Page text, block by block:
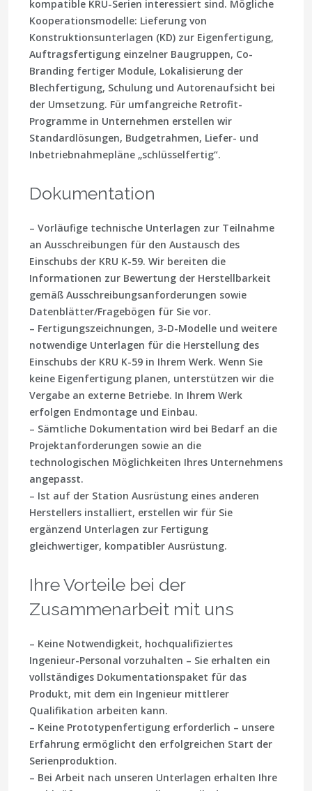
kompatible KRU-Serien interessiert sind. Mögliche
Kooperationsmodelle: Lieferung von
Konstruktionsunterlagen (KD) zur Eigenfertigung,
Auftragsfertigung einzelner Baugruppen, Co-
Branding fertiger Module, Lokalisierung der
Blechfertigung, Schulung und Autorenaufsicht bei
der Umsetzung. Für umfangreiche Retrofit-
Programme in Unternehmen erstellen wir
Standardlösungen, Budgetrahmen, Liefer- und
Inbetriebnahmepläne „schlüsselfertig“.
Dokumentation
– Vorläufige technische Unterlagen zur Teilnahme
an Ausschreibungen für den Austausch des
Einschubs der KRU K-59. Wir bereiten die
Informationen zur Bewertung der Herstellbarkeit
gemäß Ausschreibungsanforderungen sowie
Datenblätter/Fragebögen für Sie vor.
– Fertigungszeichnungen, 3-D-Modelle und weitere
notwendige Unterlagen für die Herstellung des
Einschubs der KRU K-59 in Ihrem Werk. Wenn Sie
keine Eigenfertigung planen, unterstützen wir die
Vergabe an externe Betriebe. In Ihrem Werk
erfolgen Endmontage und Einbau.
– Sämtliche Dokumentation wird bei Bedarf an die
Projektanforderungen sowie an die
technologischen Möglichkeiten Ihres Unternehmens
angepasst.
– Ist auf der Station Ausrüstung eines anderen
Herstellers installiert, erstellen wir für Sie
ergänzend Unterlagen zur Fertigung
gleichwertiger, kompatibler Ausrüstung.
Ihre Vorteile bei der
Zusammenarbeit mit uns
– Keine Notwendigkeit, hochqualifiziertes
Ingenieur-Personal vorzuhalten – Sie erhalten ein
vollständiges Dokumentationspaket für das
Produkt, mit dem ein Ingenieur mittlerer
Qualifikation arbeiten kann.
– Keine Prototypenfertigung erforderlich – unsere
Erfahrung ermöglicht den erfolgreichen Start der
Serienproduktion.
– Bei Arbeit nach unseren Unterlagen erhalten Ihre